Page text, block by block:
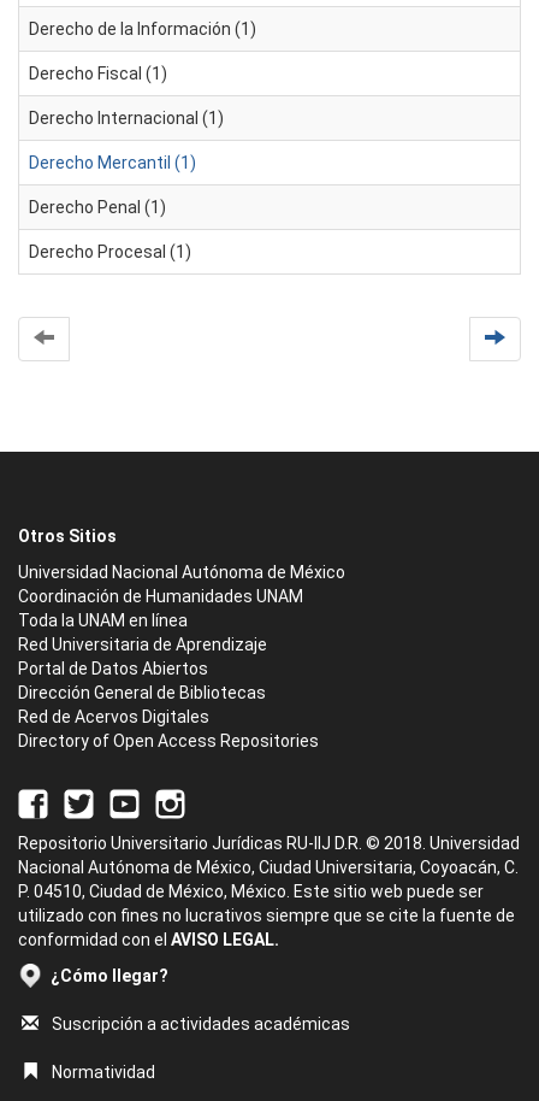
Derecho de la Información (1)
Derecho Fiscal (1)
Derecho Internacional (1)
Derecho Mercantil (1)
Derecho Penal (1)
Derecho Procesal (1)
Otros Sitios
Universidad Nacional Autónoma de México
Coordinación de Humanidades UNAM
Toda la UNAM en línea
Red Universitaria de Aprendizaje
Portal de Datos Abiertos
Dirección General de Bibliotecas
Red de Acervos Digitales
Directory of Open Access Repositories
Repositorio Universitario Jurídicas RU-IIJ D.R. © 2018. Universidad
Nacional Autónoma de México, Ciudad Universitaria, Coyoacán, C.
P. 04510, Ciudad de México, México. Este sitio web puede ser
utilizado con fines no lucrativos siempre que se cite la fuente de
conformidad con el AVISO LEGAL.
¿Cómo llegar?
Suscripción a actividades académicas
Normatividad